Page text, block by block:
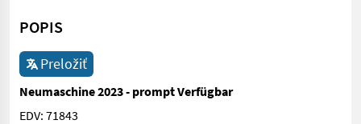
POPIS
Preložiť
Neumaschine 2023 - prompt Verfügbar
EDV: 71843